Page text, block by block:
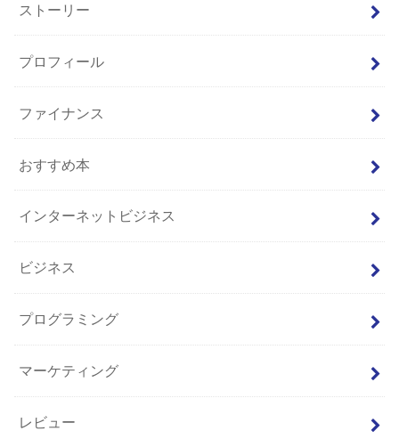
ストーリー
プロフィール
ファイナンス
おすすめ本
インターネットビジネス
ビジネス
プログラミング
マーケティング
レビュー